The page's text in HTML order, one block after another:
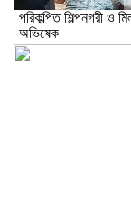
পরিকল্পিত শিল্পনগরী ও
অভিষেক